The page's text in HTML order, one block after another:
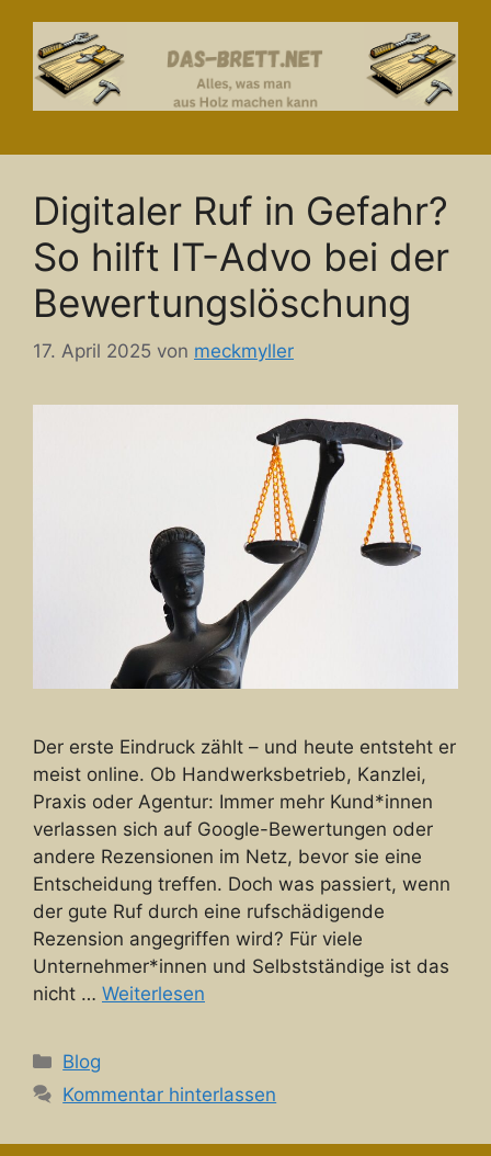
springen
Digitaler Ruf in Gefahr?
So hilft IT-Advo bei der
Bewertungslöschung
17. April 2025 von meckmyller
Der erste Eindruck zählt – und heute entsteht er
meist online. Ob Handwerksbetrieb, Kanzlei,
Praxis oder Agentur: Immer mehr Kund*innen
verlassen sich auf Google-Bewertungen oder
andere Rezensionen im Netz, bevor sie eine
Entscheidung treffen. Doch was passiert, wenn
der gute Ruf durch eine rufschädigende
Rezension angegriffen wird? Für viele
Unternehmer*innen und Selbstständige ist das
nicht … Weiterlesen
Kategorien
Blog
Kommentar hinterlassen